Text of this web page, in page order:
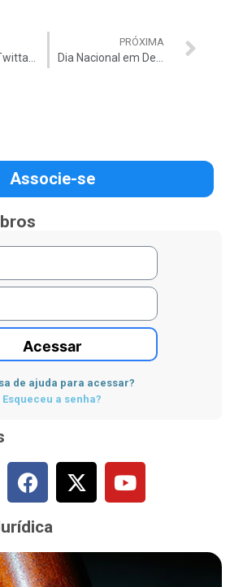
PRÓXIMA
Associe-se
Acessar
de ajuda para acessar?
Esqueceu a senha?